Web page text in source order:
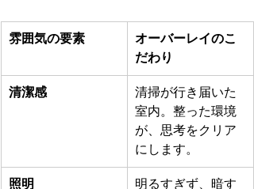
雰囲気の要素
オーバーレイのこ
だわり
清潔感
清掃が行き届いた
室内。整った環境
が、思考をクリア
にします。
照明 明るすぎず、暗す